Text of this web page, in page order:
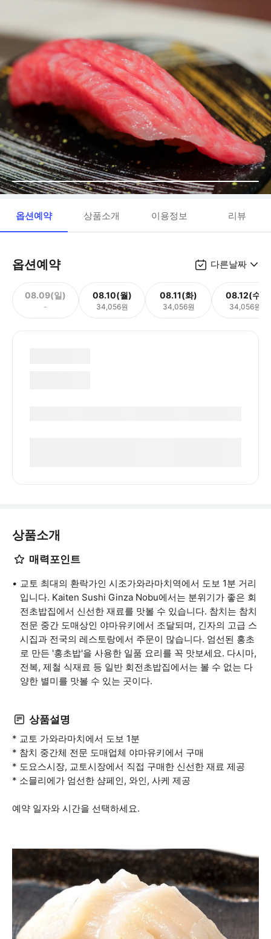
옵션예약 상품소개 이용정보 리뷰
옵션예약 다른날짜
08.09(일)
-
08.10(월)
34,056원
08.11(화)
34,056원
08.12(수)
34,056원
상품소개
매력포인트
교토 최대의 환락가인 시조가와라마치역에서 도보 1분 거리
입니다. Kaiten Sushi Ginza Nobu에서는 분위기가 좋은 회
전초밥집에서 신선한 재료를 맛볼 수 있습니다. 참치는 참치
전문 중간 도매상인 야마유키에서 조달되며, 긴자의 고급 스
시집과 전국의 레스토랑에서 주문이 많습니다. 엄선된 홍초
로 만든 '홍초밥'을 사용한 일품 요리를 꼭 맛보세요. 다시마,
전복, 제철 식재료 등 일반 회전초밥집에서는 볼 수 없는 다
양한 별미를 맛볼 수 있는 곳이다.
상품설명
* 교토 가와라마치에서 도보 1분
* 참치 중간체 전문 도매업체 야마유키에서 구매
* 도요스시장, 교토시장에서 직접 구매한 신선한 재료 제공
* 소믈리에가 엄선한 샴페인, 와인, 사케 제공
예약 일자와 시간을 선택하세요.